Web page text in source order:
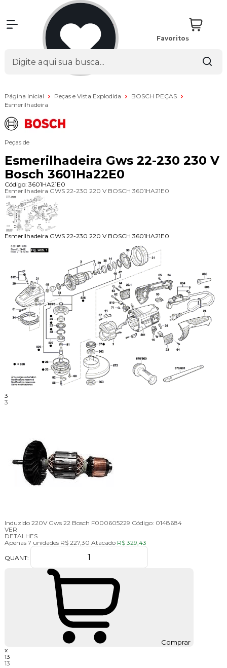
Favoritos
Página Inicial Peças e Vista Explodida
BOSCH PEÇAS
Esmerilhadeira
Peças de
Esmerilhadeira Gws 22-230 230 V
Bosch 3601Ha22E0
Código: 3601HA21E0
Esmerilhadeira GWS 22-230 220 V BOSCH 3601HA21E0
Esmerilhadeira GWS 22-230 220 V BOSCH 3601HA21E0
3
3
Induzido 220V Gws 22 Bosch F000605229 Código: 0148684
VER
DETALHES
Apenas 7 unidades R$ 227,30 Atacado R$ 329,43
QUANT:
Comprar
x
13
13